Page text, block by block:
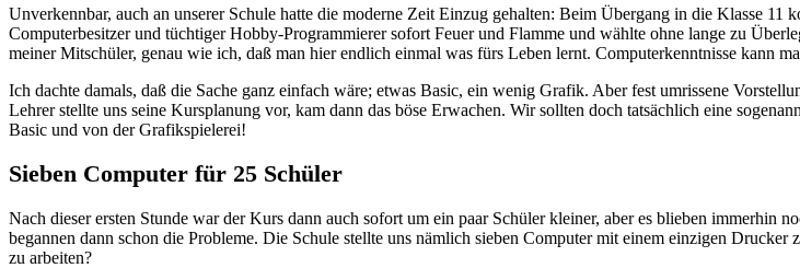
Unverkennbar, auch an unserer Schule hatte die moderne Zeit Einzug gehalten: Beim Übergang in die Klasse
Computerbesitzer und tüchtiger Hobby-Programmierer sofort Feuer und Flamme und wählte ohne lange zu
meiner Mitschüler, genau wie ich, daß man hier endlich einmal was fürs Leben lernt. Computerkenntnisse kann
Ich dachte damals, daß die Sache ganz einfach wäre; etwas Basic, ein wenig Grafik. Aber fest umrissene
Lehrer stellte uns seine Kursplanung vor, kam dann das böse Erwachen. Wir sollten doch tatsächlich eine
Basic und von der Grafikspielerei!
Sieben Computer für 25 Schüler
Nach dieser ersten Stunde war der Kurs dann auch sofort um ein paar Schüler kleiner, aber es blieben
begannen dann schon die Probleme. Die Schule stellte uns nämlich sieben Computer mit einem einzigen
zu arbeiten?